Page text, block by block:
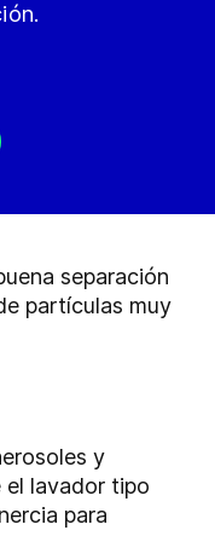
separación
partículas muy
y
el lavador tipo
para